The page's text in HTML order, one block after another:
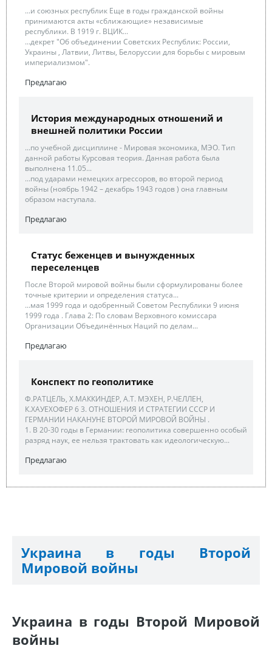
...и союзных республик Еще в годы гражданской войны
принимаются акты «сближающие» независимые
республики. В 1919 г. ВЦИК...
...декрет "Об объединении Советских Республик: России,
Украины , Латвии, Литвы, Белоруссии для борьбы с мировым
империализмом".
Предлагаю
История международных отношений и
внешней политики России
...по учебной дисциплине - Мировая экономика, МЭО. Тип
данной работы Курсовая теория. Данная работа была
выполнена 11.05...
...под ударами немецких агрессоров, во второй период
войны (ноябрь 1942 – декабрь 1943 годов ) она главным
образом наступала.
Предлагаю
Статус беженцев и вынужденных
переселенцев
После Второй мировой войны были сформулированы более
точные критерии и определения статуса...
...мая 1999 года и одобренный Советом Республики 9 июня
1999 года . Глава 2: По словам Верховного комиссара
Организации Объединённых Наций по делам...
Предлагаю
Конспект по геополитике
Ф.РАТЦЕЛЬ, Х.МАККИНДЕР, А.Т. МЭХЕН, Р.ЧЕЛЛЕН,
К.ХАУЕХОФЕР 6 3. ОТНОШЕНИЯ И СТРАТЕГИИ СССР И
ГЕРМАНИИ НАКАНУНЕ ВТОРОЙ МИРОВОЙ ВОЙНЫ .
1. В 20-30 годы в Германии: геополитика совершенно особый
разряд наук, ее нельзя трактовать как идеологическую...
Предлагаю
Украина в годы Второй
Мировой войны
Украина в годы Второй Мировой
войны